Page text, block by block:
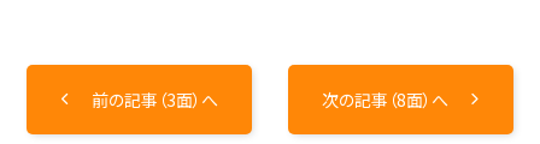
前の記事（3面）へ 次の記事（8面）へ